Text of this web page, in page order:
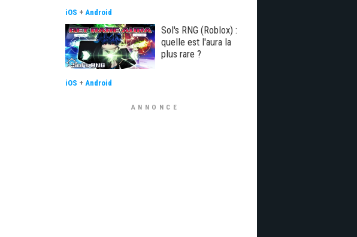
iOS + Android
Sol's RNG (Roblox) :
quelle est l'aura la
plus rare ?
iOS + Android
ANNONCE